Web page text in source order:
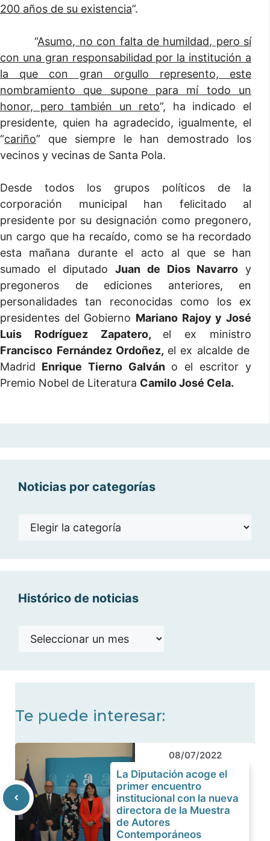
200 años de su existencia”.
“Asumo, no con falta de humildad, pero sí
con una gran responsabilidad por la institución a
la que con gran orgullo represento, este
nombramiento que supone para mí todo un
honor, pero también un reto”, ha indicado el
presidente, quien ha agradecido, igualmente, el
“cariño” que siempre le han demostrado los
vecinos y vecinas de Santa Pola.
Desde todos los grupos políticos de la
corporación municipal han felicitado al
presidente por su designación como pregonero,
un cargo que ha recaído, como se ha recordado
esta mañana durante el acto al que se han
sumado el diputadoJuan de Dios Navarro y
pregoneros de ediciones anteriores, en
personalidades tan reconocidas como los ex
presidentes del Gobierno Mariano Rajoy y José
Luis Rodríguez Zapatero, el ex ministro
Francisco Fernández Ordoñez, el ex alcalde de
Madrid Enrique Tierno Galván o el escritor y
Premio Nobel de Literatura Camilo José Cela.
Noticias por categorías
Noticias
Histórico de noticias
Histórico
Te puede interesar:
08/07/2022
La Diputación acoge el
primer encuentro
institucional con la nueva
directora de la Muestra
de Autores
Contemporáneos